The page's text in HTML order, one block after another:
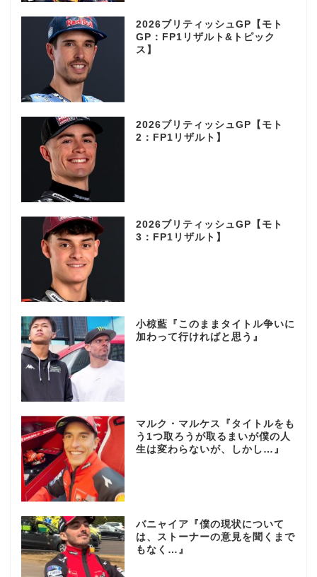
2026ブリティッシュGP【モト
GP：FP1リザルト&トピック
ス】
2026ブリティッシュGP【モト
2：FP1リザルト】
2026ブリティッシュGP【モト
3：FP1リザルト】
小椋藍『このままタイトル争いに
加わって行ければと思う』
マルク・マルケス『タイトルをも
う1つ取ろうが取るまいが僕の人
生は変わらないが、しかし…』
バニャイア『僕の現状について
は、ストーナーの意見を聞くまで
もなく…』